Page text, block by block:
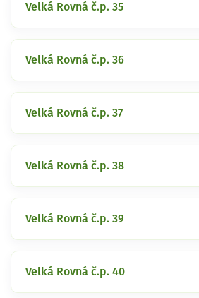
Velká Rovná č.p. 35
Velká Rovná č.p. 36
Velká Rovná č.p. 37
Velká Rovná č.p. 38
Velká Rovná č.p. 39
Velká Rovná č.p. 40